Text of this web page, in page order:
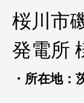
桜川市
発電所
・所在地：